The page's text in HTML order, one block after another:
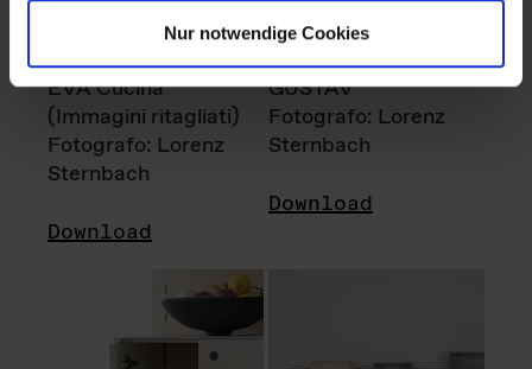
Nur notwendige Cookies
EVA Cucina
(Immagini ritagliati)
Fotografo: Lorenz
Sternbach
Download
GUSTAV
Fotografo: Lorenz
Sternbach
Download